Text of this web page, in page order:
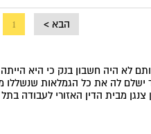
הבא > 1
לא היה חשבון בנק כי היא הייתה
ישלם לה את כל הגמלאות שנשללו
מבית הדין האזורי לעבודה